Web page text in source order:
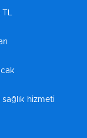
TL
hizmeti